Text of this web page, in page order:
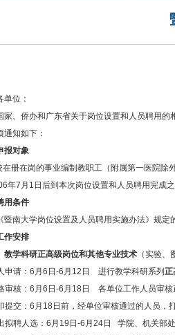
单位：
家、侨办和广东省关于岗位设置和人员聘用
通知如下：
报对象
在册在岗的事业编制教职工（附属第一医院除
年7月1日后到本次岗位设置和人员聘用完成
用条件
暨南大学岗位设置及人员聘用实施办法》规定
作安排
教学科研正高级岗位和其他专业技术（实验、
申请：6月6日-6月12日 进行教学科研系列 正
审核：6月6日-6月18日 各单位工作人员审
提交：6月18日前，经单位审核通过的人员，
拟聘人选：6月19日-6月24日 学院、机关部